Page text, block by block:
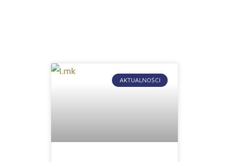
AKTUALNOŚCI